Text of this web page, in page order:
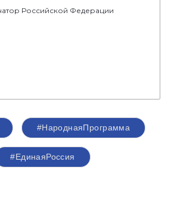
Российской Федерации
#НароднаяПрограмма
#‎ЕдинаяРоссия